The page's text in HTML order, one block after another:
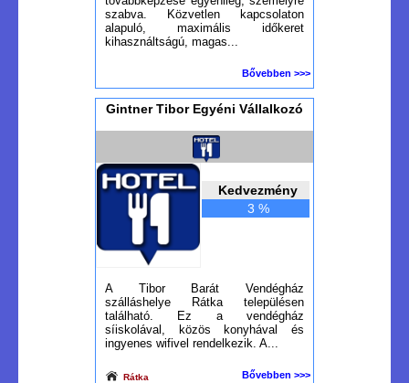
szabva. Közvetlen kapcsolaton
alapuló, maximális időkeret
kihasználtságú, magas...
Bővebben >>>
Gintner Tibor Egyéni Vállalkozó
Kedvezmény
3 %
A Tibor Barát Vendégház
szálláshelye Rátka településen
található. Ez a vendégház
síiskolával, közös konyhával és
ingyenes wifivel rendelkezik. A...
Rátka Bővebben >>>